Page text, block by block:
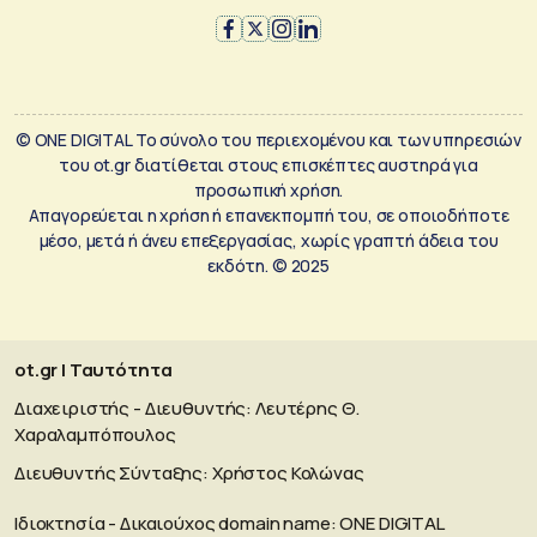
© ONE DIGITAL Το σύνολο του περιεχομένου και των υπηρεσιών
του ot.gr διατίθεται στους επισκέπτες αυστηρά για
προσωπική χρήση.
Απαγορεύεται η χρήση ή επανεκπομπή του, σε οποιοδήποτε
μέσο, μετά ή άνευ επεξεργασίας, χωρίς γραπτή άδεια του
εκδότη. © 2025
ot.gr | Ταυτότητα
Διαχειριστής - Διευθυντής: Λευτέρης Θ.
Χαραλαμπόπουλος
Διευθυντής Σύνταξης: Χρήστος Κολώνας
Ιδιοκτησία - Δικαιούχος domain name: ΟΝΕ DIGITAL